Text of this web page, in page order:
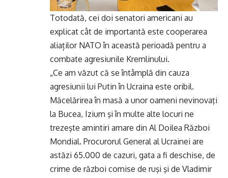
Totodată, cei doi senatori americani au
explicat cât de importantă este cooperarea
aliaților NATO în această perioadă pentru a
combate agresiunile Kremlinului.
„Ce am văzut că se întâmplă din cauza
agresiunii lui Putin în Ucraina este oribil.
Măcelărirea în masă a unor oameni nevinovaţi
la Bucea, Izium şi în multe alte locuri ne
trezeşte amintiri amare din Al Doilea Război
Mondial. Procurorul General al Ucrainei are
astăzi 65.000 de cazuri, gata a fi deschise, de
crime de război comise de ruşi şi de Vladimir